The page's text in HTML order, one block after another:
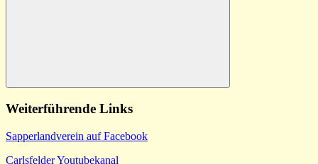
Suchen
Weiterführende Links
Sapperlandverein auf Facebook
Carlsfelder Youtubekanal